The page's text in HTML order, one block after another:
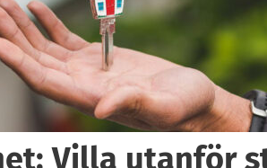
Villa utanför